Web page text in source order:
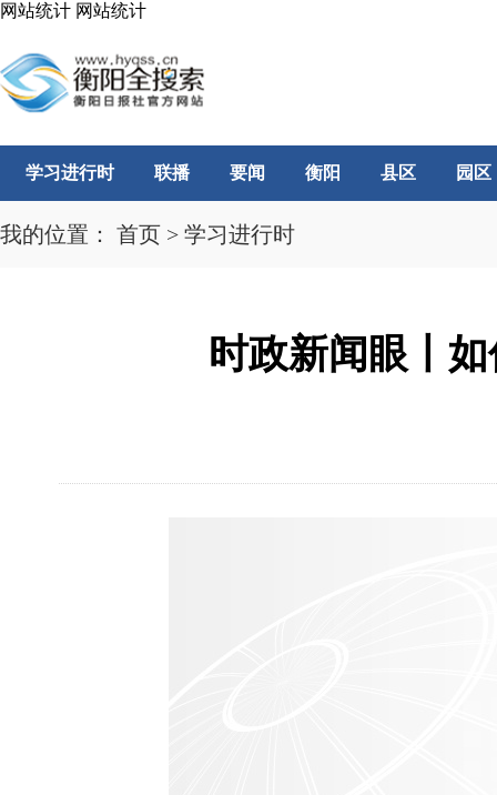
网站统计 网站统计
学习进行时 联播 要闻 衡阳 县区 园区
我的位置： 首页 > 学习进行时
时政新闻眼丨